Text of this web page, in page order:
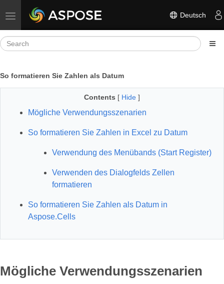
Toggle navigation Deutsch
So formatieren Sie Zahlen als Datum
Contents [ Hide ]
Mögliche Verwendungsszenarien
So formatieren Sie Zahlen in Excel zu Datum
Verwendung des Menübands (Start Register)
Verwenden des Dialogfelds Zellen
formatieren
So formatieren Sie Zahlen als Datum in
Aspose.Cells
Mögliche Verwendungsszenarien